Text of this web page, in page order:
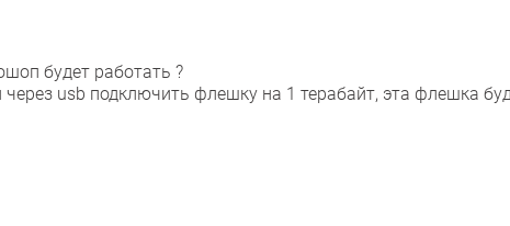
будет работать ?
usb подключить флешку на 1 терабайт, эта флешка